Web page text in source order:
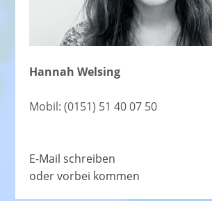
Hannah Welsing
Mobil: (0151) 51 40 07 50
E-Mail schreiben
oder vorbei kommen